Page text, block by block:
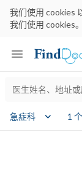
我们使用 cookies
我们使用 cookies。
Keyword
急症科 1